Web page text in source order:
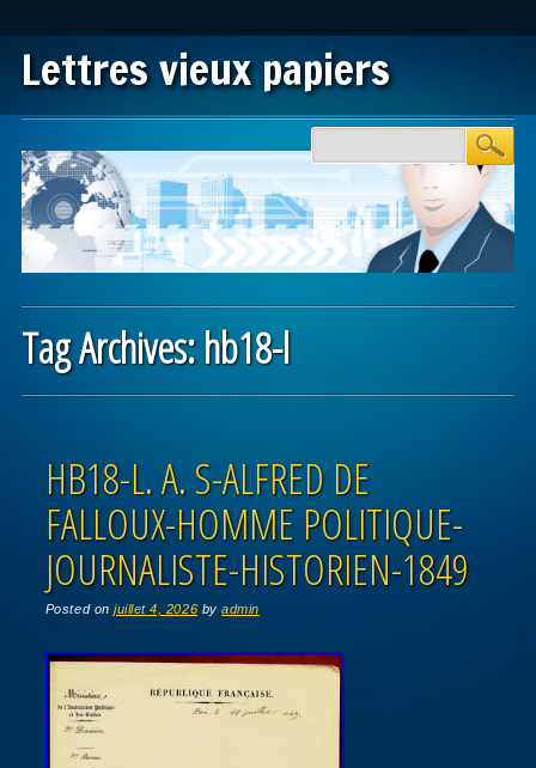
Lettres vieux papiers
Main menu
Tag Archives:hb18-l
HB18-L. A. S-ALFRED DE
FALLOUX-HOMME POLITIQUE-
JOURNALISTE-HISTORIEN-1849
Posted onjuillet 4, 2026 byadmin